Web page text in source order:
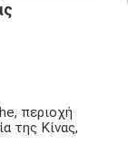
περιοχή
της Κίνας,